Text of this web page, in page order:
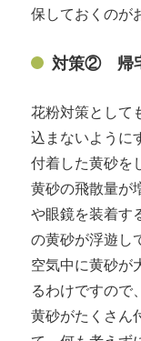
保しておくのが
対策② 帰
花粉対策として
込まないように
付着した黄砂を
黄砂の飛散量が
や眼鏡を装着す
の黄砂が浮遊し
空気中に黄砂が
るわけですので
黄砂がたくさん